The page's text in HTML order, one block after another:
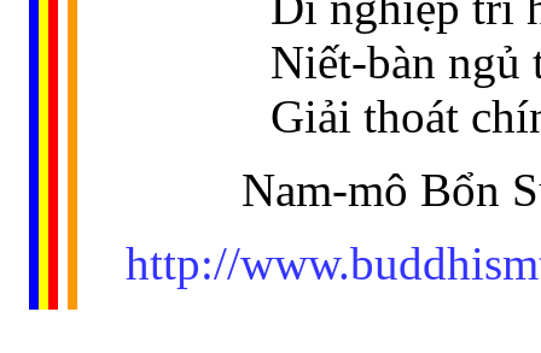
Niết-bàn ngủ
Giải thoát
Nam-mô Bổn
http://